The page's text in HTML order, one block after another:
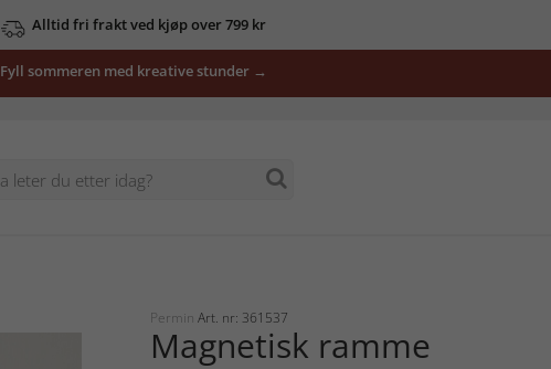
Alltid fri frakt ved kjøp over 799 kr
Fyll sommeren med kreative stunder →
Permin Art. nr: 361537
Magnetisk ramme